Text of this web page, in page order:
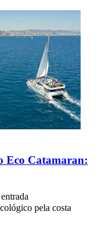
Eco Catamaran:
pela costa